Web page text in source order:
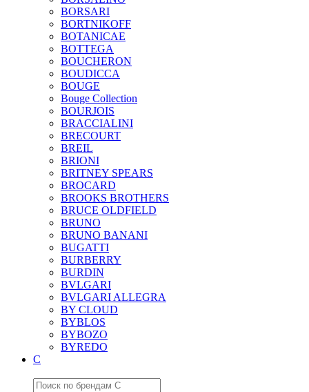
BORSARI
BORTNIKOFF
BOTANICAE
BOTTEGA
BOUCHERON
BOUDICCA
BOUGE
Bouge Collection
BOURJOIS
BRACCIALINI
BRECOURT
BREIL
BRIONI
BRITNEY SPEARS
BROCARD
BROOKS BROTHERS
BRUCE OLDFIELD
BRUNO
BRUNO BANANI
BUGATTI
BURBERRY
BURDIN
BVLGARI
BVLGARI ALLEGRA
BY CLOUD
BYBLOS
BYBOZO
BYREDO
C